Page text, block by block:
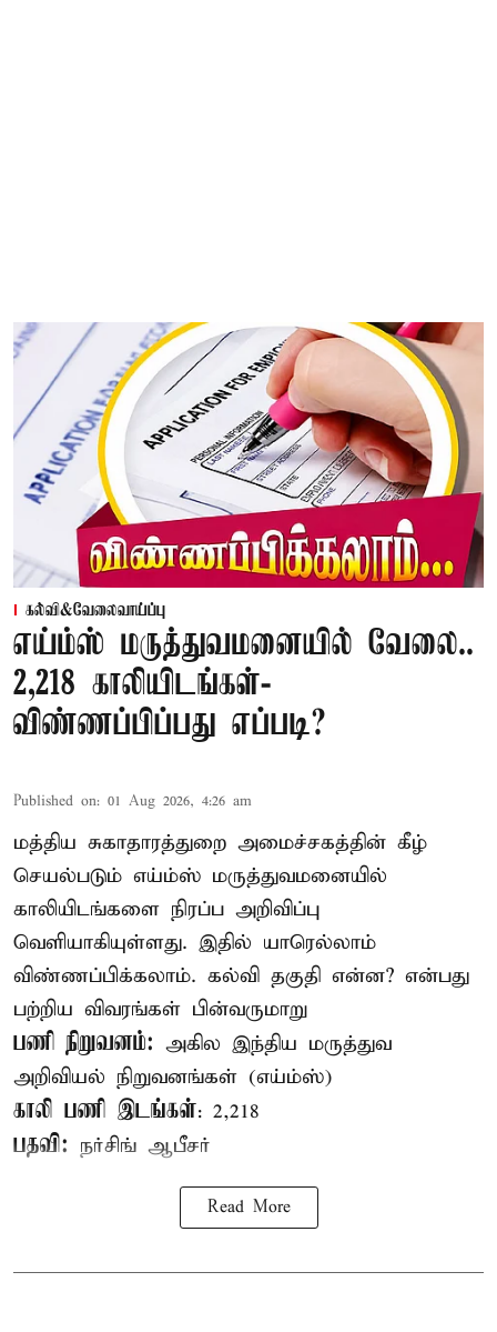
கல்வி&வேலைவாய்ப்பு
எய்ம்ஸ் மருத்துவமனையில் வேலை..
2,218 காலியிடங்கள்-
விண்ணப்பிப்பது எப்படி?
Published on: 01 Aug 2026, 4:26 am
மத்திய சுகாதாரத்துறை அமைச்சகத்தின் கீழ்
செயல்படும் எய்ம்ஸ் மருத்துவமனையில்
காலியிடங்களை நிரப்ப அறிவிப்பு
வெளியாகியுள்ளது. இதில் யாரெல்லாம்
விண்ணப்பிக்கலாம். கல்வி தகுதி என்ன? என்பது
பற்றிய விவரங்கள் பின்வருமாறு
பணி நிறுவனம்: அகில இந்திய மருத்துவ
அறிவியல் நிறுவனங்கள் (எய்ம்ஸ்)
காலி பணி இடங்கள்: 2,218
பதவி: நர்சிங் ஆபீசர்
Read More